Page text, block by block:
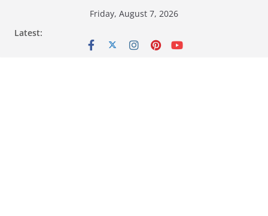
Friday, August 7, 2026
Latest: